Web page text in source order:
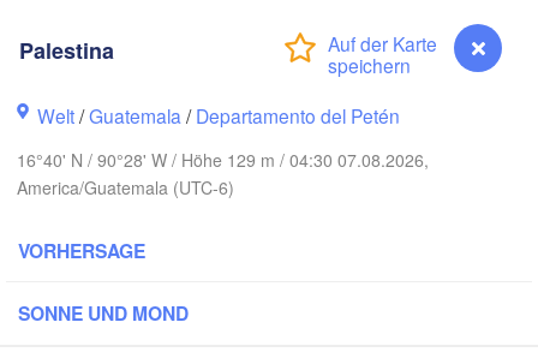
Palestina
Welt/Guatemala /Departamento del Petén
16°40' N / 90°28' W / Höhe 129 m / 04:30 07.08.2026,
America/Guatemala (UTC-6)
VORHERSAGE
SONNE UND MOND